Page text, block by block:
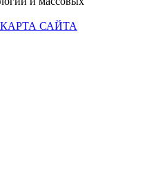
КАРТА САЙТА